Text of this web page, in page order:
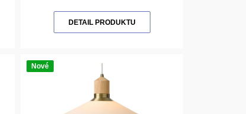
DETAIL PRODUKTU
Nové